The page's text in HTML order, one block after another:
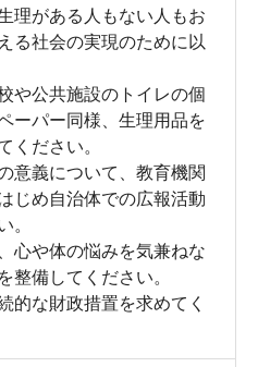
理がある人もない人もお
る社会の実現のために以
や公共施設のトイレの個
ーパー同様、生理用品を
ください。
意義について、教育機関
じめ自治体での広報活動
。
心や体の悩みを気兼ねな
整備してください。
的な財政措置を求めてく